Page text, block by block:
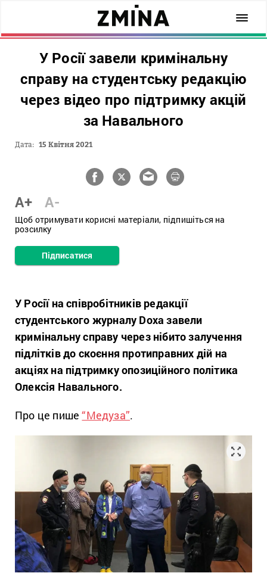
У Росії завели кримінальну
справу на студентську редакцію
через відео про підтримку акцій
за Навального
Дата: 15 Квітня 2021
A+ A-
Щоб отримувати корисні матеріали, підпишіться на
розсилку
Підписатися
У Росії на співробітників редакції
студентського журналу Doxa завели
кримінальну справу через нібито залучення
підлітків до скоєння протиправних дій на
акціях на підтримку опозиційного політика
Олексія Навального.
Про це пише“Медуза”.